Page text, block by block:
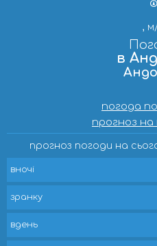
,
в
погода
прогноз на
прогноз погоди на
вночі
зранку
вдень